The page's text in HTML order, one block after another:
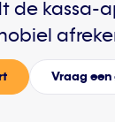
de
Vraag een